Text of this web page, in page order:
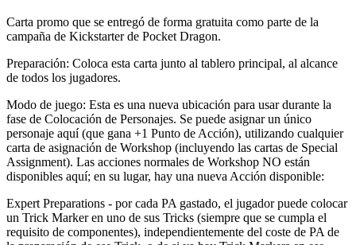
Carta promo que se entregó de forma gratuita como parte de la
campaña de Kickstarter de Pocket Dragon.
Preparación: Coloca esta carta junto al tablero principal, al alcance
de todos los jugadores.
Modo de juego: Esta es una nueva ubicación para usar durante la
fase de Colocación de Personajes. Se puede asignar un único
personaje aquí (que gana +1 Punto de Acción), utilizando cualquier
carta de asignación de Workshop (incluyendo las cartas de Special
Assignment). Las acciones normales de Workshop NO están
disponibles aquí; en su lugar, hay una nueva Acción disponible:
Expert Preparations - por cada PA gastado, el jugador puede colocar
un Trick Marker en uno de sus Tricks (siempre que se cumpla el
requisito de componentes), independientemente del coste de PA de